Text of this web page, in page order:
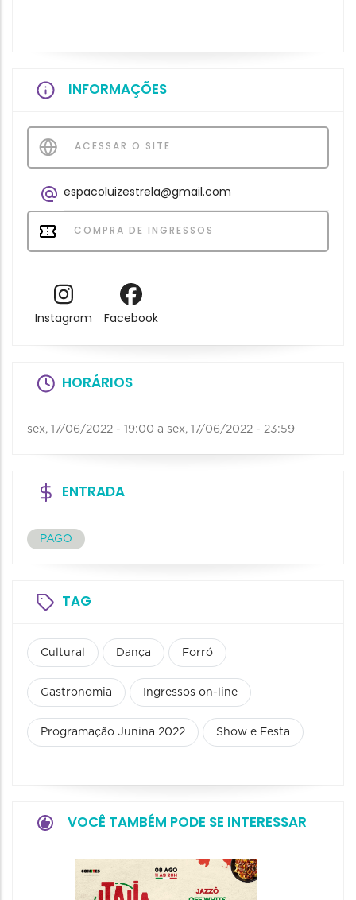
INFORMAÇÕES
ACESSAR O SITE
espacoluizestrela@gmail.com
COMPRA DE INGRESSOS
Instagram Facebook
HORÁRIOS
sex, 17/06/2022 - 19:00 a sex, 17/06/2022 - 23:59
ENTRADA
PAGO
TAG
Cultural Dança Forró
Gastronomia Ingressos on-line
Programação Junina 2022 Show e Festa
VOCÊ TAMBÉM PODE SE INTERESSAR